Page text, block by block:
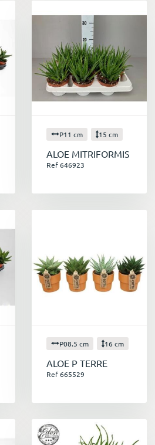
P11 cm 15 cm
ALOE MITRIFORMIS
Ref 646923
P08.5 cm 16 cm
ALOE P TERRE
Ref 665529